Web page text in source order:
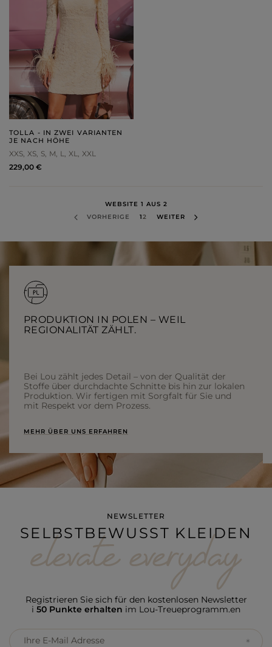
TOLLA - IN ZWEI VARIANTEN
JE NACH HÖHE
XXS XS S M L XL XXL
229,00 €
WEBSITE 1 AUS 2
VORHERIGE
12 WEITER
PRODUKTION IN POLEN – WEIL
REGIONALITÄT ZÄHLT.
Bei Lou zählt jedes Detail – von der Qualität der
Stoffe über durchdachte Schnitte bis hin zur lokalen
Produktion. Wir fertigen mit Sorgfalt für Sie und
mit Respekt vor dem Prozess.
MEHR ÜBER UNS ERFAHREN
NEWSLETTER
SELBSTBEWUSST KLEIDEN
Registrieren Sie sich für den kostenlosen Newsletter
i 50 Punkte erhalten im Lou-Treueprogramm.en
Ihre E-Mail Adresse